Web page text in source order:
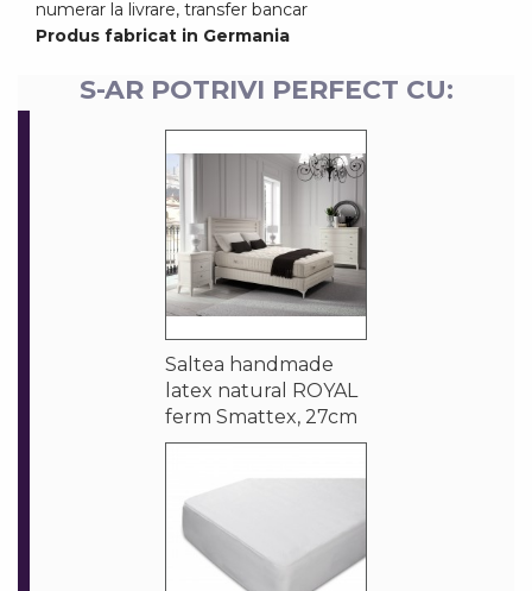
numerar la livrare, transfer bancar
Produs fabricat in Germania
S-AR POTRIVI PERFECT CU:
Saltea handmade
latex natural ROYAL
ferm Smattex, 27cm